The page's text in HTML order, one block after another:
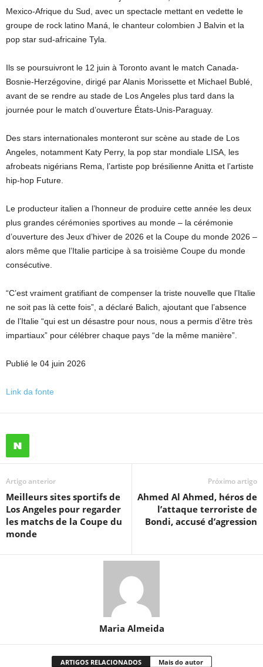
Mexico-Afrique du Sud, avec un spectacle mettant en vedette le
groupe de rock latino Maná, le chanteur colombien J Balvin et la
pop star sud-africaine Tyla.
Ils se poursuivront le 12 juin à Toronto avant le match Canada-
Bosnie-Herzégovine, dirigé par Alanis Morissette et Michael Bublé,
avant de se rendre au stade de Los Angeles plus tard dans la
journée pour le match d’ouverture États-Unis-Paraguay.
Des stars internationales monteront sur scène au stade de Los
Angeles, notamment Katy Perry, la pop star mondiale LISA, les
afrobeats nigérians Rema, l’artiste pop brésilienne Anitta et l’artiste
hip-hop Future.
Le producteur italien a l’honneur de produire cette année les deux
plus grandes cérémonies sportives au monde – la cérémonie
d’ouverture des Jeux d’hiver de 2026 et la Coupe du monde 2026 –
alors même que l’Italie participe à sa troisième Coupe du monde
consécutive.
“C’est vraiment gratifiant de compenser la triste nouvelle que l’Italie
ne soit pas là cette fois”, a déclaré Balich, ajoutant que l’absence
de l’Italie “qui est un désastre pour nous, nous a permis d’être très
impartiaux” pour célébrer chaque pays “de la même manière”.
Publié le 04 juin 2026
Link da fonte
Artigo anterior
Meilleurs sites sportifs de
Los Angeles pour regarder
les matchs de la Coupe du
monde
Próximo artigo
Ahmed Al Ahmed, héros de
l’attaque terroriste de
Bondi, accusé d’agression
Maria Almeida
ARTIGOS RELACIONADOS Mais do autor